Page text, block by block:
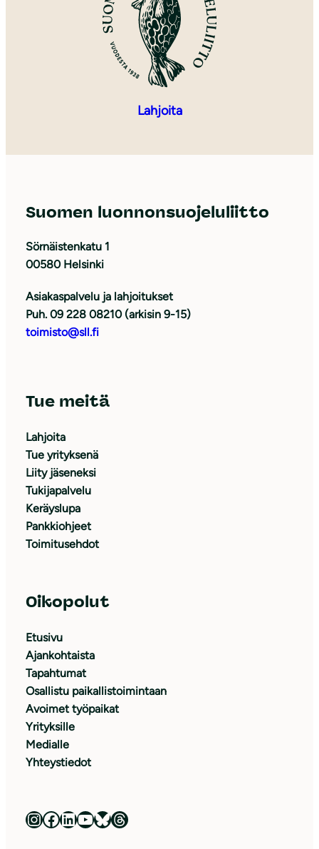
Lahjoita
Suomen luonnonsuojeluliitto
Sörnäistenkatu 1
00580 Helsinki
Asiakaspalvelu ja lahjoitukset
Puh. 09 228 08210 (arkisin 9-15)
toimisto@sll.fi
Tue meitä
Lahjoita
Tue yrityksenä
Liity jäseneksi
Tukijapalvelu
Keräyslupa
Pankkiohjeet
Toimitusehdot
Oikopolut
Etusivu
Ajankohtaista
Tapahtumat
Osallistu paikallistoimintaan
Avoimet työpaikat
Yrityksille
Medialle
Yhteystiedot
Luonnonsuojeluliitto Instagramissa Luonnonsuojeluliitto Facebookissa Luonnonsuojeluliitto LinkedInissä Luonnonsuojeluliiton YouTube-kanava Luonnonsuojeluliitto Blueskyssa Luonnonsuojeluliitto Threadsissa